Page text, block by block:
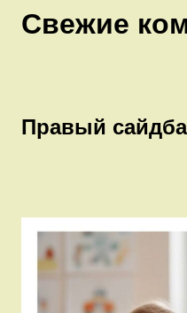
Свежие
Правый